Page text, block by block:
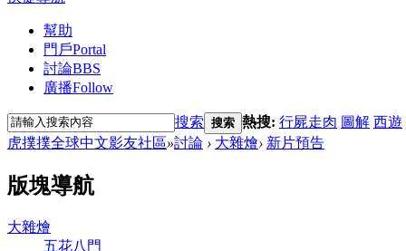
幫助
門戶Portal
討論BBS
廣播Follow
搜索 搜索 熱搜: 行屍走肉 圖解 西遊
虎撲撲全球中文影友社區»討論 › 大雜燴› 新片預告
版塊導航
大雜燴
五花八門